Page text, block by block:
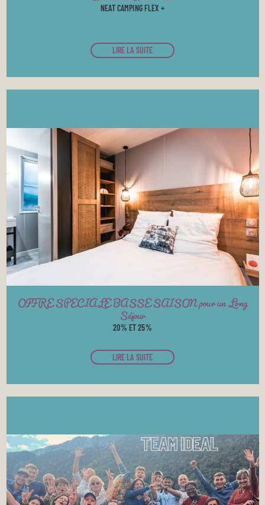
NEAT CAMPING FLEX +
LIRE LA SUITE
OFFRE SPECIALE BASSE SAISON pour un Long
Séjour
20% ET 25%
LIRE LA SUITE